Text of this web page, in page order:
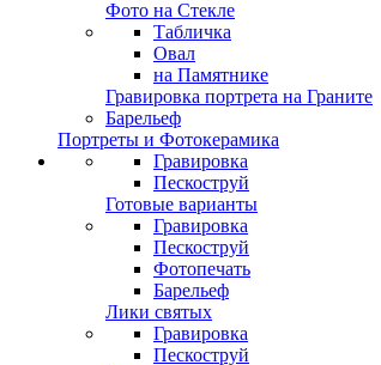
Фото на Стекле
Табличка
Овал
на Памятнике
Гравировка портрета на Граните
Барельеф
Портреты и Фотокерамика
Гравировка
Пескоструй
Готовые варианты
Гравировка
Пескоструй
Фотопечать
Барельеф
Лики святых
Гравировка
Пескоструй